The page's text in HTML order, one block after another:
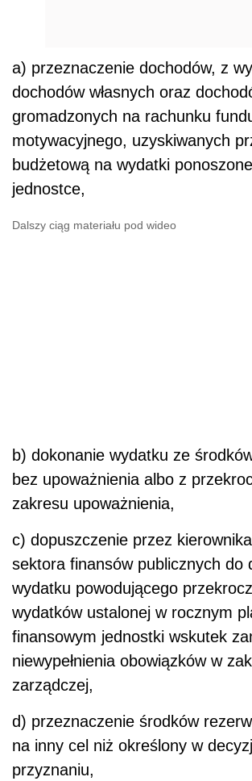
a) przeznaczenie dochodów, z
dochodów własnych oraz
gromadzonych na rachunku
motywacyjnego, uzyskiwanych
budżetową na wydatki
jednostce,
Dalszy ciąg materiału pod wideo
b) dokonanie wydatku ze
bez upoważnienia albo z
zakresu upoważnienia,
c) dopuszczenie przez
sektora finansów publicznych do
wydatku powodującego
wydatków ustalonej w rocznym
finansowym jednostki wskutek
niewypełnienia obowiązków w
zarządczej,
d) przeznaczenie środków
na inny cel niż określony w
przyznaniu,